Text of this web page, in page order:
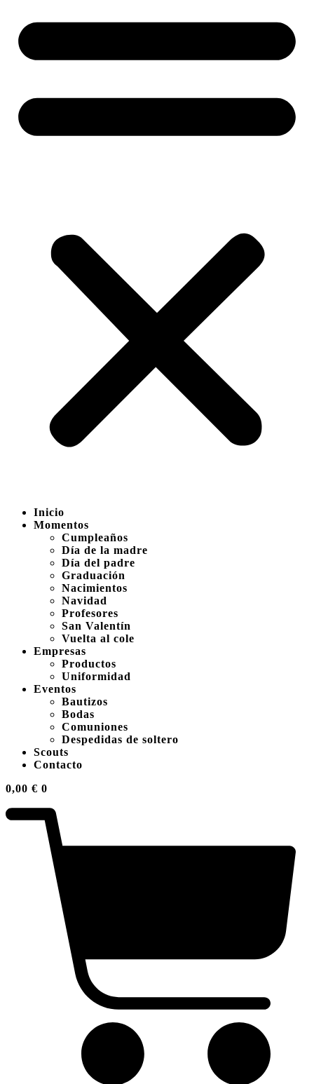
Inicio
Momentos
Cumpleaños
Día de la madre
Día del padre
Graduación
Nacimientos
Navidad
Profesores
San Valentín
Vuelta al cole
Empresas
Productos
Uniformidad
Eventos
Bautizos
Bodas
Comuniones
Despedidas de soltero
Scouts
Contacto
0,00 € 0